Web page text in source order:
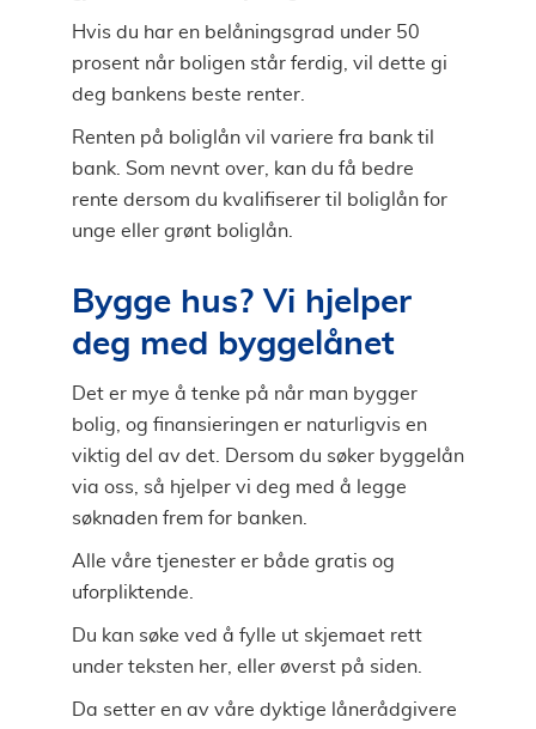
Hvis du har en belåningsgrad under 50
prosent når boligen står ferdig, vil dette gi
deg bankens beste renter.
Renten på boliglån vil variere fra bank til
bank. Som nevnt over, kan du få bedre
rente dersom du kvalifiserer til boliglån for
unge eller grønt boliglån.
Bygge hus? Vi hjelper
deg med byggelånet
Det er mye å tenke på når man bygger
bolig, og finansieringen er naturligvis en
viktig del av det. Dersom du søker byggelån
via oss, så hjelper vi deg med å legge
søknaden frem for banken.
Alle våre tjenester er både gratis og
uforpliktende.
Du kan søke ved å fylle ut skjemaet rett
under teksten her, eller øverst på siden.
Da setter en av våre dyktige lånerådgivere